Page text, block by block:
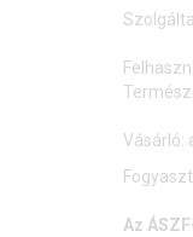
Vásárló:
Az